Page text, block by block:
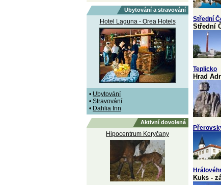
Ubytování a stravování
Hotel Laguna - Orea Hotels
• Ubytování
• Stravování
• Dahlia Inn
Aktivní dovolená
Hipocentrum Koryčany
Střední
Střední
Teplicko
Hrad
Kuks -